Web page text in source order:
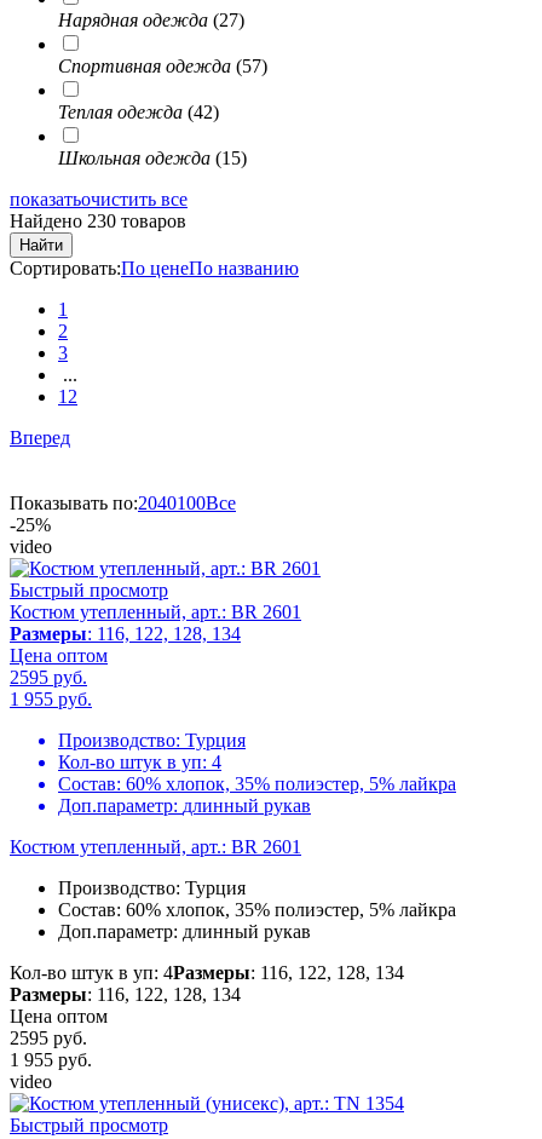
Нарядная одежда (27)
Спортивная одежда (57)
Теплая одежда (42)
Школьная одежда (15)
показатьочистить все
Найдено 230 товаров
Найти
Сортировать:По ценеПо названию
1
2
3
...
12
Вперед
Показывать по:2040100Все
-25%
video
Быстрый просмотр
Костюм утепленный, арт.: BR 2601
Размеры: 116, 122, 128, 134
Цена оптом
2595 руб.
1 955 руб.
Производство: Турция
Кол-во штук в уп: 4
Состав: 60% хлопок, 35% полиэстер, 5% лайкра
Доп.параметр: длинный рукав
Костюм утепленный, арт.: BR 2601
Производство: Турция
Состав: 60% хлопок, 35% полиэстер, 5% лайкра
Доп.параметр: длинный рукав
Кол-во штук в уп: 4Размеры: 116, 122, 128, 134
Размеры: 116, 122, 128, 134
Цена оптом
2595 руб.
1 955 руб.
video
Быстрый просмотр